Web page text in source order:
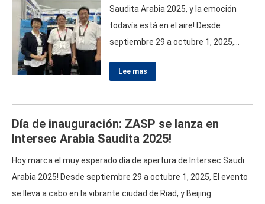
hoy…
Saudita Arabia 2025, y la emoción
todavía está en el aire! Desde
septiembre 29 a octubre 1, 2025,
nuestras soluciones de seguridad de
lo que el día dos tiene reservado para
ti!Talleres y paneles interesantes
mientras nos sumergimos en el
segundo día,asistentes…
Lee mas
Día de inauguración: ZASP se lanza en
Intersec Arabia Saudita 2025!
Hoy marca el muy esperado día de apertura de Intersec Saudi
Arabia 2025! Desde septiembre 29 a octubre 1, 2025, El evento
se lleva a cabo en la vibrante ciudad de Riad, y Beijing